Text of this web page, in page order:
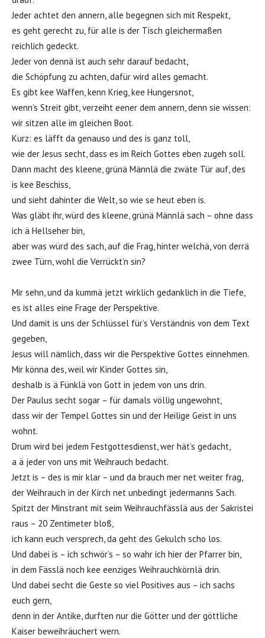
Jeder achtet den annern, alle begegnen sich mit Respekt,
es geht gerecht zu, für alle is der Tisch gleichermaßen
reichlich gedeckt.
Jeder von dennä ist auch sehr darauf bedacht,
die Schöpfung zu achten, dafür wird alles gemacht.
Es gibt kee Waffen, kenn Krieg, kee Hungersnot,
wenn’s Streit gibt, verzeiht eener dem annern, denn sie wissen:
wir sitzen alle im gleichen Boot.
Kurz: es läfft da genauso und des is ganz toll,
wie der Jesus secht, dass es im Reich Gottes eben zugeh soll.
Dann macht des kleene, grünä Männlä die zwäte Tür auf, des
is kee Beschiss,
und sieht dahinter die Welt, so wie se heut eben is.
Was gläbt ihr, würd des kleene, grünä Männlä sach – ohne dass
ich ä Hellseher bin,
aber was würd des sach, auf die Frag, hinter welchä, von derrä
zwee Türn, wohl die Verrückt’n sin?
Mir sehn, und da kummä jetzt wirklich gedanklich in die Tiefe,
es ist alles eine Frage der Perspektive.
Und damit is uns der Schlüssel für’s Verständnis von dem Text
gegeben,
Jesus will nämlich, dass wir die Perspektive Gottes einnehmen.
Mir könna des, weil wir Kinder Gottes sin,
deshalb is ä Fünklä von Gott in jedem von uns drin.
Der Paulus secht sogar – für damals völlig ungewohnt,
dass wir der Tempel Gottes sin und der Heilige Geist in uns
wohnt.
Drum wird bei jedem Festgottesdienst, wer hät’s gedacht,
a ä jeder von uns mit Weihrauch bedacht.
Jetzt is – des is mir klar – und da brauch mer net weiter frag,
der Weihrauch in der Kirch net unbedingt jedermanns Sach.
Spitzt der Minstrant mit seim Weihrauchfässlä aus der Sakristei
raus – 20 Zentimeter bloß,
ich kann euch versprech, da geht des Gekulch scho los.
Und dabei is – ich schwör’s – so wahr ich hier der Pfarrer bin,
in dem Fässlä noch kee eenziges Weihrauchkörnlä drin.
Und dabei secht die Geste so viel Positives aus – ich sachs
euch gern,
denn in der Antike, durften nur die Götter und der göttliche
Kaiser beweihräuchert wern.